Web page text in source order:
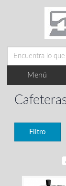
Menú
Filtro